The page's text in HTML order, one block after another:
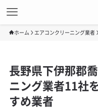
ホーム エアコンクリーニング業者
長野県下伊那郡
ニング業者11社
すめ業者